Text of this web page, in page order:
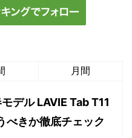
月間
デル LAVIE Tab T11
べきか徹底チェック